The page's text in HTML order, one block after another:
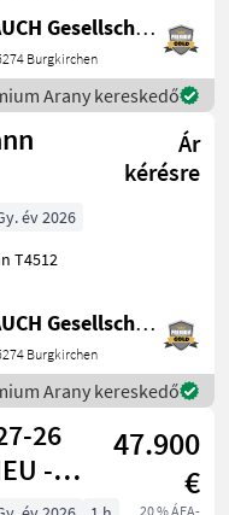
20
tetős
nincs
MAUCH Gesellschaft m.b.H. & Co.KG
Burgkirchen
Arany kereskedő
Ár
kérésre
év 2026
T4512
–
MAUCH Gesellschaft m.b.H. & Co.KG
Burgkirchen
Arany kereskedő
26
-
47.900
€
20 % ÁFA-